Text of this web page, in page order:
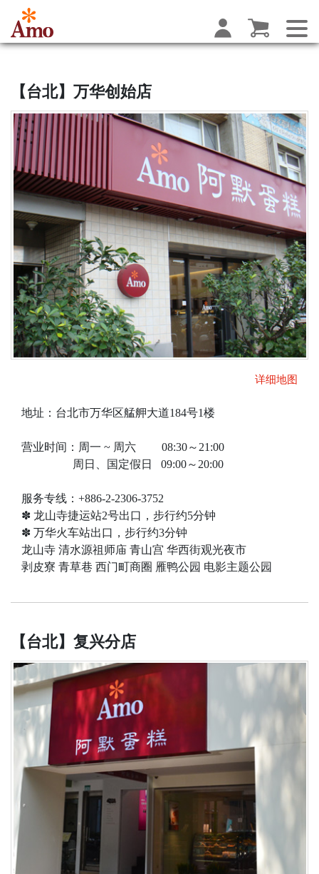
【台北】万华创始店
详细地图
地址：台北市万华区艋舺大道184号1楼
营业时间：周一 ~ 周六 08:30～21:00
周日、国定​​假日 09:00～20:00
服务专线：+886-2-2306-3752
✽ 龙山寺捷运站2号出口，步行约5分钟
✽ 万华火车站出口，步行约3分钟
龙山寺 清水源祖师庙 青山宫 华西街观光夜市
剥皮寮 青草巷 西门町商圈 雁鸭公园 电影主题公园
【台北】复兴分店